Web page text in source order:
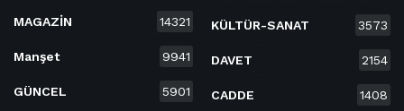
MAGAZİN 14321
Manşet 9941
GÜNCEL 5901
KÜLTÜR-SANAT 3573
DAVET 2154
CADDE 1408